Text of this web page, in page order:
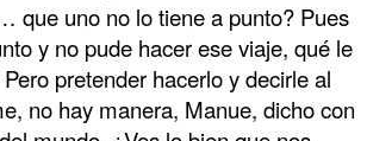
que uno no lo tiene a punto? Pues
y no pude hacer ese viaje, qué le
pretender hacerlo y decirle al
no hay manera, Manue, dicho con